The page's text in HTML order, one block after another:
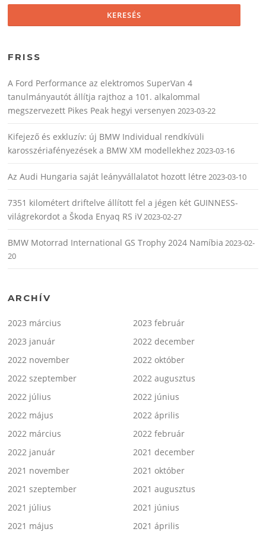
FRISS
A Ford Performance az elektromos SuperVan 4
tanulmányautót állítja rajthoz a 101. alkalommal
megszervezett Pikes Peak hegyi versenyen 2023-03-22
Kifejező és exkluzív: új BMW Individual rendkívüli
karosszériafényezések a BMW XM modellekhez 2023-03-16
Az Audi Hungaria saját leányvállalatot hozott létre 2023-03-10
7351 kilométert driftelve állított fel a jégen két GUINNESS-
világrekordot a Škoda Enyaq RS iV2023-02-27
BMW Motorrad International GS Trophy 2024 Namíbia 2023-02-
20
ARCHÍV
2023 március
2023 február
2023 január
2022 december
2022 november
2022 október
2022 szeptember
2022 augusztus
2022 július
2022 június
2022 május
2022 április
2022 március
2022 február
2022 január
2021 december
2021 november
2021 október
2021 szeptember
2021 augusztus
2021 július
2021 június
2021 május
2021 április